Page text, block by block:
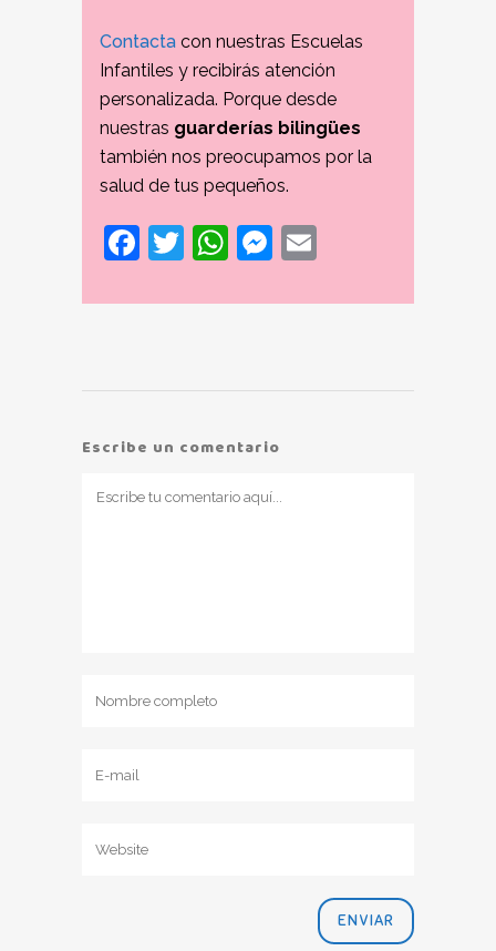
Contacta con nuestras Escuelas
Infantiles y recibirás atención
personalizada. Porque desde
nuestras guarderías bilingües
también nos preocupamos por la
salud de tus pequeños.
Facebook
Twitter
WhatsApp
Messenger
Escribe un comentario